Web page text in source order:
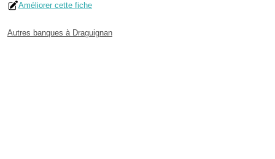
Améliorer cette fiche
Autres banques à Draguignan